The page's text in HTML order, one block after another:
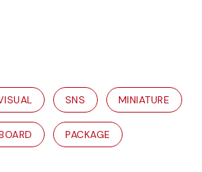
SNS MINIATURE
PACKAGE